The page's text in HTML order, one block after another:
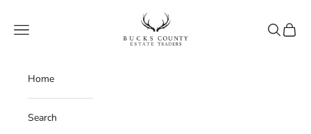
Bucks County Estate Traders
Navigation menu
Search
Cart
Home
Search